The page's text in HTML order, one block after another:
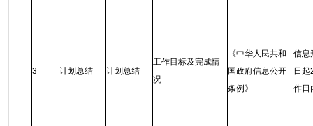
3 计划总结 计划总结
工作目标及完成情
况
《中华人民共和
国政府信息公开
条例 》
信息
日起
作日